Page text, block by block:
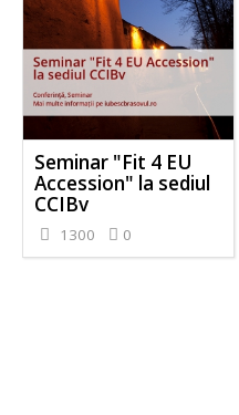
Seminar "Fit 4 EU
Accession" la sediul
CCIBv
1300 0